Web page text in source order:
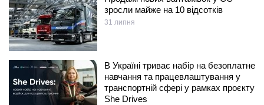
зросли майже на 10 відсотків
31 липня
В Україні триває набір на безоплатне
навчання та працевлаштування у
транспортній сфері у рамках проєкту
She Drives